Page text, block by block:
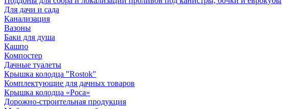
Для дачи и сада
Канализация
Вазоны
Баки для душа
Кашпо
Компостер
Дачные туалеты
Крышка колодца "Rostok"
Комплектующие для дачных товаров
Крышка колодца «Роса»
Дорожно-строительная продукция